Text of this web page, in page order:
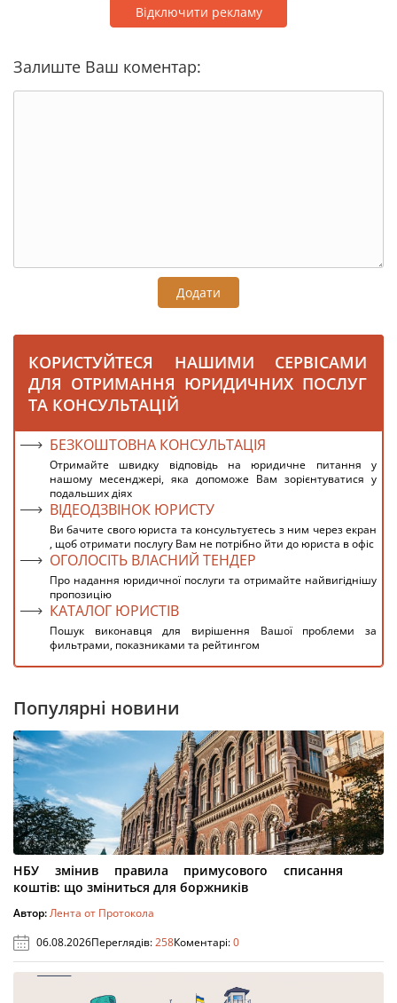
Відключити рекламу
Залиште Ваш коментар:
Додати
КОРИСТУЙТЕСЯ НАШИМИ СЕРВІСАМИ
ДЛЯ ОТРИМАННЯ ЮРИДИЧНИХ ПОСЛУГ
ТА КОНСУЛЬТАЦІЙ
БЕЗКОШТОВНА КОНСУЛЬТАЦІЯ
Отримайте швидку відповідь на юридичне питання у
нашому месенджері, яка допоможе Вам зорієнтуватися у
подальших діях
ВІДЕОДЗВІНОК ЮРИСТУ
Ви бачите свого юриста та консультуєтесь з ним через екран
, щоб отримати послугу Вам не потрібно йти до юриста в офіс
ОГОЛОСІТЬ ВЛАСНИЙ ТЕНДЕР
Про надання юридичної послуги та отримайте найвигіднішу
пропозицію
КАТАЛОГ ЮРИСТІВ
Пошук виконавця для вирішення Вашої проблеми за
фильтрами, показниками та рейтингом
Популярні новини
НБУ змінив правила примусового списання
коштів: що зміниться для боржників
Автор:Лента от Протокола
06.08.2026Переглядів:258Коментарі:0